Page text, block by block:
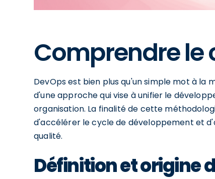
Comprendre le
DevOps est bien plus qu'un simple mot à la
d'une approche qui vise à unifier le
organisation. La finalité de cette
d'accélérer le cycle de développement et
qualité.
Définition et origine